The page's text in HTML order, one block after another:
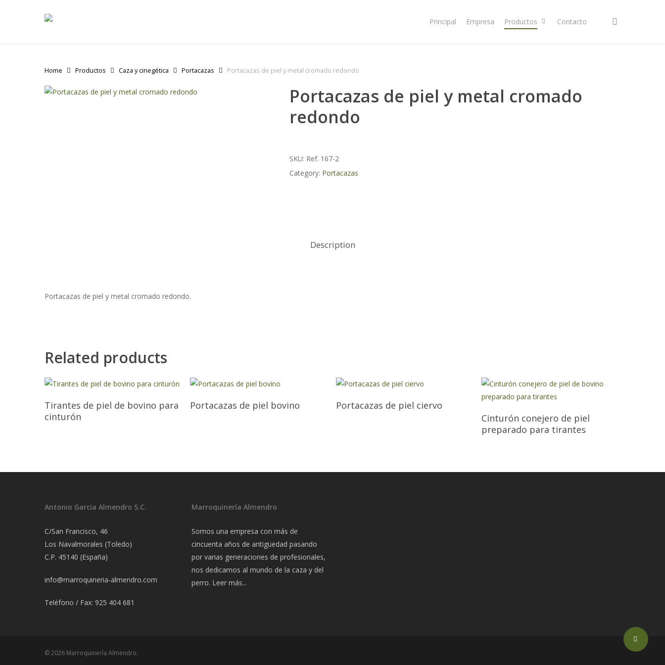
Principal Empresa Productos Contacto
Home Productos Caza y cinegética Portacazas Portacazas de piel y metal cromado redondo
Portacazas de piel y metal cromado
redondo
SKU: Ref. 167-2
Category: Portacazas
Description
Portacazas de piel y metal cromado redondo.
Related products
Tirantes de piel de bovino para
cinturón
Portacazas de piel bovino
Portacazas de piel ciervo
Cinturón conejero de piel
preparado para tirantes
Antonio Garcia Almendro S.C.
C/San Francisco, 46
Los Navalmorales (Toledo)
C.P. 45140 (España)
info@marroquineria-almendro.com
Teléfono / Fax: 925 404 681
Marroquinería Almendro
Somos una empresa con más de
cincuenta años de antigüedad pasando
por varias generaciones de profesionales,
nos dedicamos al mundo de la caza y del
perro. Leer más...
© 2026 Marroquinería Almendro.